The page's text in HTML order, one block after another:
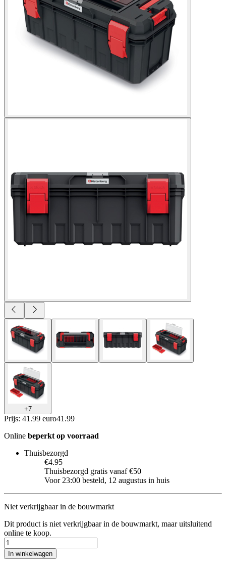
+7
Prijs: 41.99 euro41 .99
Online beperkt op voorraad
Thuisbezorgd
€4.95
Thuisbezorgd gratis vanaf €50
Voor 23:00 besteld, 12 augustus in huis
Niet verkrijgbaar in de bouwmarkt
Dit product is niet verkrijgbaar in de bouwmarkt, maar uitsluitend
online te koop.
In winkelwagen